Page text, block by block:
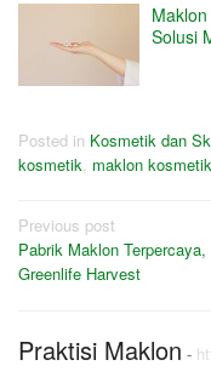
Solusi
Posted in Kosmetik dan
kosmetik maklon kosmetik
Post
navigation
Previous post
Pabrik Maklon Terpercaya,
Greenlife Harvest
Praktisi Maklon -